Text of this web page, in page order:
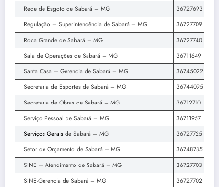
Rede de Esgoto de Sabará – MG
36727693
Regulação – Superintendência de Sabará – MG
36727709
Roca Grande de Sabará – MG
36727740
Sala de Operações de Sabará – MG
36711649
Santa Casa – Gerencia de Sabará – MG
36745022
Secretaria de Esportes de Sabará – MG
36744095
Secretaria de Obras de Sabará – MG
36712710
Serviço Pessoal de Sabará – MG
36711957
Serviços Gerais de Sabará – MG
36727725
Setor de Orçamento de Sabará – MG
36748785
SINE – Atendimento de Sabará – MG
36727703
SINE-Gerencia de Sabará – MG
36727702